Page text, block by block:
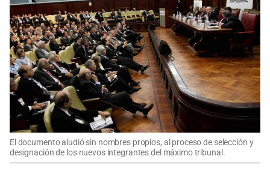
El documento aludió sin nombres propios, al proceso de selección y
designación de los nuevos integrantes del máximo tribunal.